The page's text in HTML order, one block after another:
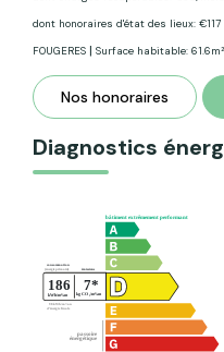
dont honoraires d'état des lieux: €117
FOUGERES | Surface habitable: 61.6m²
Nos honoraires
Diagnostics